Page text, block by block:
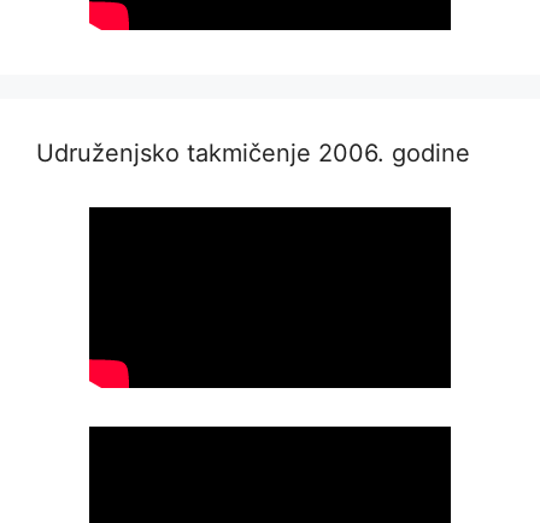
Udruženjsko takmičenje 2006. godine